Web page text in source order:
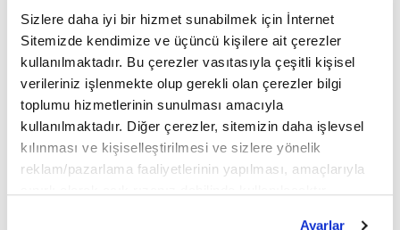
Sizlere daha iyi bir hizmet sunabilmek için İnternet
Sitemizde kendimize ve üçüncü kişilere ait çerezler
kullanılmaktadır. Bu çerezler vasıtasıyla çeşitli kişisel
verileriniz işlenmekte olup gerekli olan çerezler bilgi
toplumu hizmetlerinin sunulması amacıyla
kullanılmaktadır. Diğer çerezler, sitemizin daha işlevsel
kılınması ve kişiselleştirilmesi ve sizlere yönelik
reklam/pazarlama faaliyetlerinin yapılması, amaçlarıyla
Ayarlar
Rolls-Royce Motor Cars, markanın simge
modeli Phantom’un 100. yılına özel
hazırlanan sınırlı üretim serisini duyurdu.
Yalnızca 25 araçtan oluşan Phantom
Centenary Private Collection, markanın
kişiselleştirme departmanı Bespoke